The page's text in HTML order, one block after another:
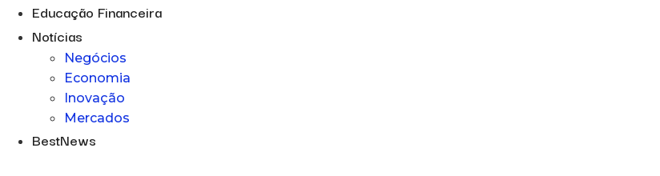
Educação Financeira
Notícias
Negócios
Economia
Inovação
Mercados
BestNews